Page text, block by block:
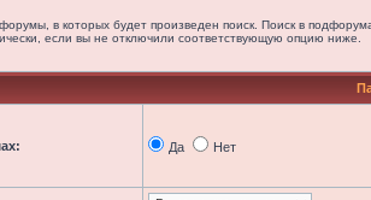
в которых будет произведен поиск. Поиск в
если вы не отключили соответствующую опцию ниже.
Да Нет